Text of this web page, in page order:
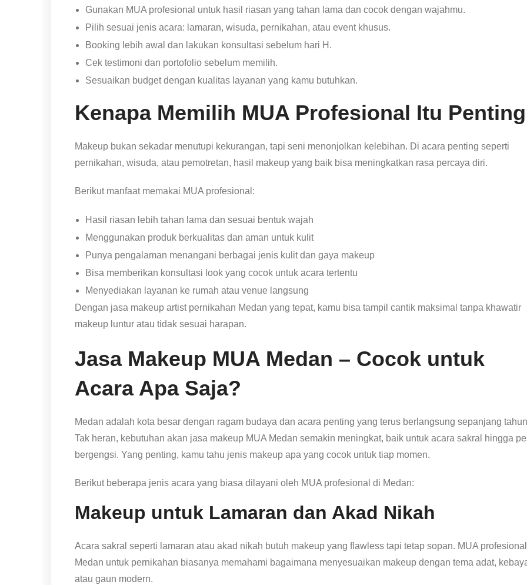
Gunakan MUA profesional untuk hasil riasan yang tahan lama dan cocok dengan wajahmu.
Pilih sesuai jenis acara: lamaran, wisuda, pernikahan, atau event khusus.
Booking lebih awal dan lakukan konsultasi sebelum hari H.
Cek testimoni dan portofolio sebelum memilih.
Sesuaikan budget dengan kualitas layanan yang kamu butuhkan.
Kenapa Memilih MUA Profesional Itu
Makeup bukan sekadar menutupi kekurangan, tapi seni menonjolkan kelebihan. Di acara penting seperti
pernikahan, wisuda, atau pemotretan, hasil makeup yang baik bisa meningkatkan rasa percaya diri.
Berikut manfaat memakai MUA profesional:
Hasil riasan lebih tahan lama dan sesuai bentuk wajah
Menggunakan produk berkualitas dan aman untuk kulit
Punya pengalaman menangani berbagai jenis kulit dan gaya makeup
Bisa memberikan konsultasi look yang cocok untuk acara tertentu
Menyediakan layanan ke rumah atau venue langsung
Dengan jasa makeup artist pernikahan Medan yang tepat, kamu bisa tampil cantik maksimal tanpa khawatir
makeup luntur atau tidak sesuai harapan.
Jasa Makeup MUA Medan – Cocok untuk
Acara Apa Saja?
Medan adalah kota besar dengan ragam budaya dan acara penting yang terus berlangsung sepanjang
Tak heran, kebutuhan akan jasa makeup MUA Medan semakin meningkat, baik untuk acara sakral hingga
bergengsi. Yang penting, kamu tahu jenis makeup apa yang cocok untuk tiap momen.
Berikut beberapa jenis acara yang biasa dilayani oleh MUA profesional di Medan:
Makeup untuk Lamaran dan Akad Nikah
Acara sakral seperti lamaran atau akad nikah butuh makeup yang flawless tapi tetap sopan. MUA profesional
Medan untuk pernikahan biasanya memahami bagaimana menyesuaikan makeup dengan tema adat,
atau gaun modern.